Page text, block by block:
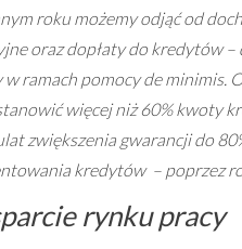
roku możemy odjąć od
oraz dopłaty do kredytów –
ramach pomocy de minimis.
więcej niż 60% kwoty
zwiększenia gwarancji do
kredytów – poprzez
rynku pracy